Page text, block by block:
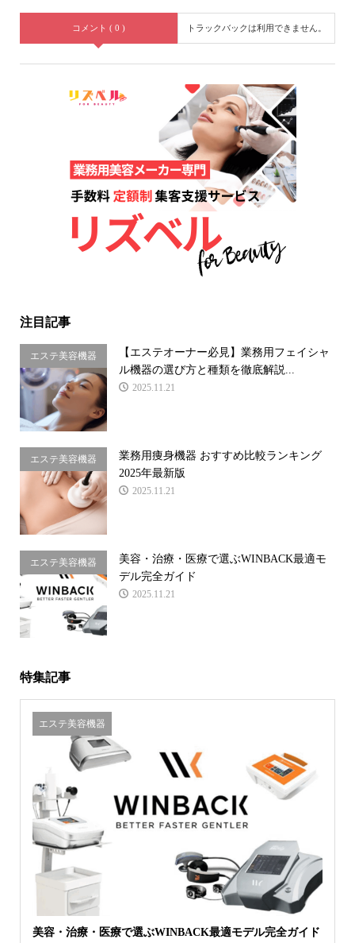
コメント ( 0 ) トラックバックは利用できません。
注目記事
エステ美容機器
【エステオーナー必見】業務用フェイシャ
ル機器の選び方と種類を徹底解説...
2025.11.21
エステ美容機器
業務用痩身機器 おすすめ比較ランキング
2025年最新版
2025.11.21
エステ美容機器
美容・治療・医療で選ぶWINBACK最適モ
デル完全ガイド
2025.11.21
特集記事
エステ美容機器
美容・治療・医療で選ぶWINBACK最適モデル完全ガイド